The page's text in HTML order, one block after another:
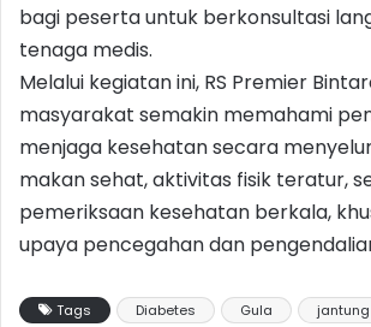
bagi peserta untuk berkonsultasi
tenaga medis.
Melalui kegiatan ini, RS Premier
masyarakat semakin memahami
menjaga kesehatan secara
makan sehat, aktivitas fisik teratur,
pemeriksaan kesehatan berkala,
upaya pencegahan dan
Tags Diabetes Gula
jantung